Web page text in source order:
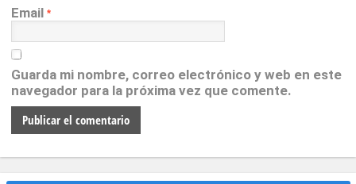
Email *
Guarda mi nombre, correo electrónico y web en este
navegador para la próxima vez que comente.